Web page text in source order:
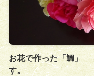
お花で作った「鯛」
す。